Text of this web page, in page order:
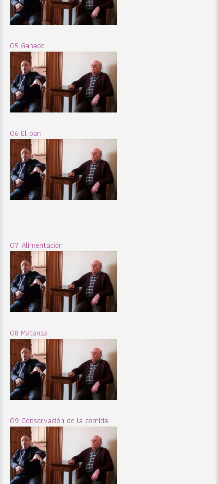
05 Ganado
06 El pan
07 Alimentación
08 Matanza
09 Conservación de la comida